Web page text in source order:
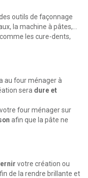
outils de façonnage
la machine à pâtes,...
les cure-dents,
au four ménager à
sera dure et
four ménager sur
afin que la pâte ne
votre création ou
de la rendre brillante et